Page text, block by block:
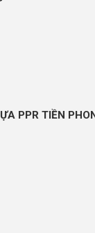
PPR TIỀN